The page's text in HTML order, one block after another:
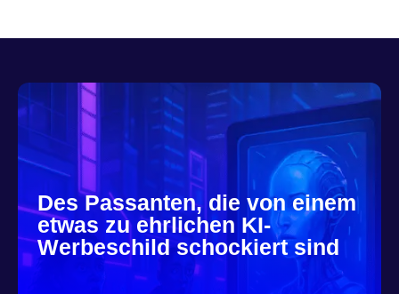
Des Passanten, die von einem
etwas zu ehrlichen KI-
Werbeschild schockiert sind